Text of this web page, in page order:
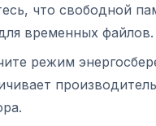
что свободной
временных файлов.
режим